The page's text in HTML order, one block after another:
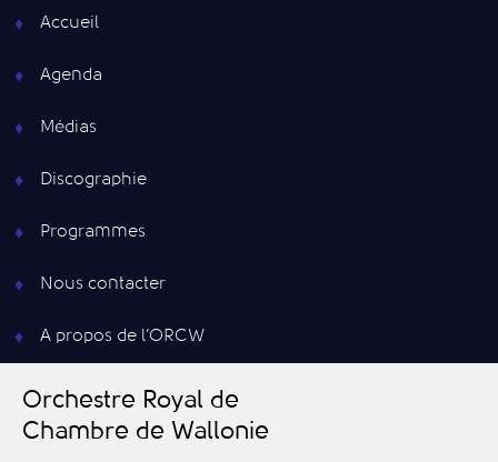
Accueil
Agenda
Médias
Discographie
Programmes
Nous contacter
A propos de l’ORCW
Orchestre Royal de
Chambre de Wallonie